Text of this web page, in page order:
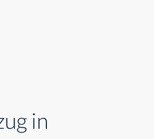
in